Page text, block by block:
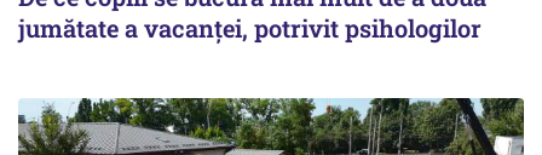
jumătate a vacanței, potrivit psihologilor